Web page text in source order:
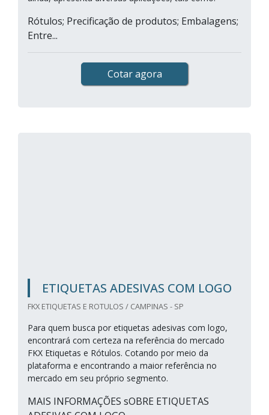
Rótulos; Precificação de produtos; Embalagens;
Entre...
Cotar agora
ETIQUETAS ADESIVAS COM LOGO
FKX ETIQUETAS E ROTULOS / CAMPINAS - SP
Para quem busca por etiquetas adesivas com logo,
encontrará com certeza na referência do mercado
FKX Etiquetas e Rótulos. Cotando por meio da
plataforma e encontrando a maior referência no
mercado em seu próprio segmento.
MAIS INFORMAÇÕES sOBRE ETIQUETAS